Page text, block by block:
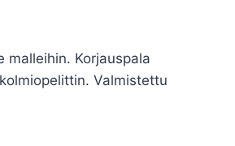
malleihin. Korjauspala
Valmistettu